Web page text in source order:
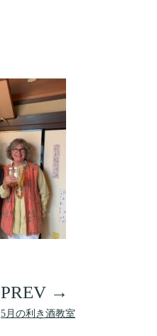
5月の利き酒教室